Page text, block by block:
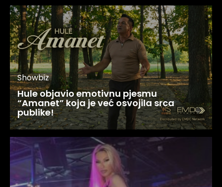
Showbiz
Hule objavio emotivnu pjesmu
“Amanet” koja je već osvojila srca
publike!